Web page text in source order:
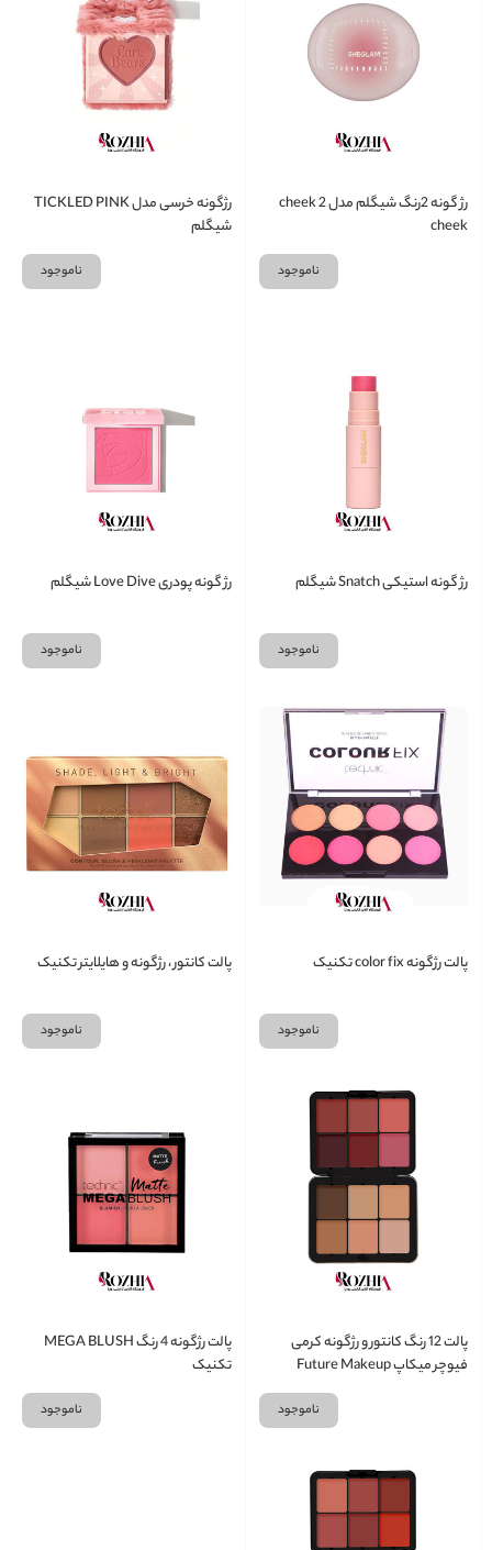
رژ گونه 2رنگ شیگلم مدل cheek 2
cheek
ناموجود
رژگونه خرسی مدل TICKLED PINK
شیگلم
ناموجود
رژ گونه استیکی Snatch شیگلم
ناموجود
رژ گونه پودری Love Dive شیگلم
ناموجود
پالت رژگونه color fix تکنیک
ناموجود
پالت کانتور ، رژگونه و هایلایتر تکنیک
ناموجود
پالت 12 رنگ کانتور و رژگونه کرمی
فیوچر میکاپ Future Makeup
ناموجود
پالت رژگونه 4 رنگ MEGA BLUSH
تکنیک
ناموجود